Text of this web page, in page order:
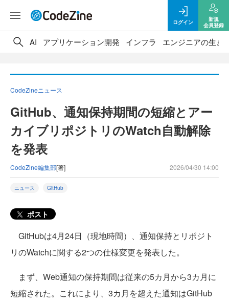
ログイン
新規
会員登録
AI アプリケーション開発 インフラ エンジニアの生き
CodeZineニュース
GitHub、通知保持期間の短縮とアー
カイブリポジトリのWatch自動解除
を発表
CodeZine編集部[著] 2026/04/30 14:00
ニュース GitHub
ポスト
GitHubは4月24日（現地時間）、通知保持とリポジト
リのWatchに関する2つの仕様変更を発表した。
まず、Web通知の保持期間は従来の5カ月から3カ月に
短縮された。これにより、3カ月を超えた通知はGitHub